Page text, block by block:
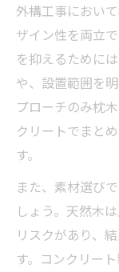
外構工事におい
ザイン性を両立
を抑えるために
や、設置範囲を
プローチのみ枕
クリートでまと
す。
また、素材選び
しょう。天然木
リスクがあり、
す。コンクリー